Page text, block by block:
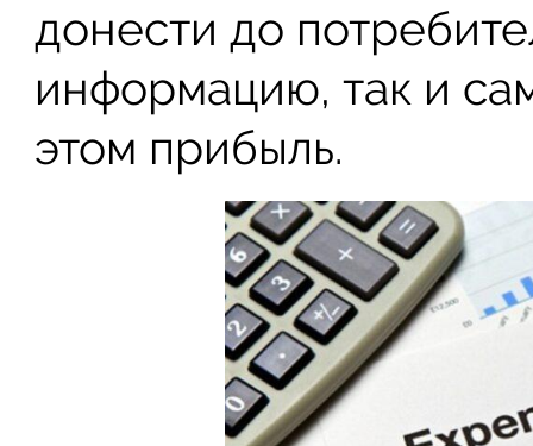
донести до
информацию, так и
этом прибыль.